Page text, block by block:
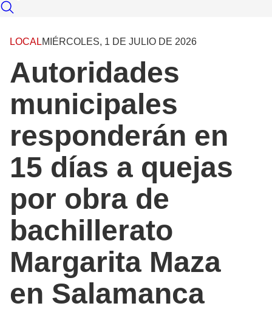
LOCALMIÉRCOLES, 1 DE JULIO DE 2026
Autoridades
municipales
responderán en
15 días a quejas
por obra de
bachillerato
Margarita Maza
en Salamanca